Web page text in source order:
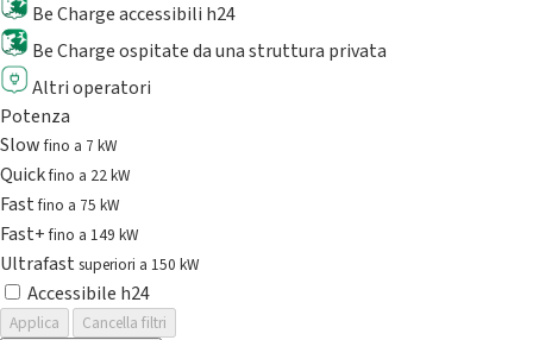
Be Charge accessibili h24
Be Charge ospitate da una struttura privata
Altri operatori
Potenza
Slowfino a 7 kW
Quickfino a 22 kW
Fastfino a 75 kW
Fast+fino a 149 kW
Ultrafast superiori a 150 kW
Accessibile h24
Applica
Cancella filtri